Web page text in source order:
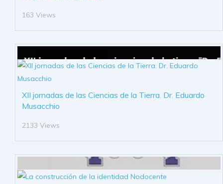
163 Views
XII jornadas de las Ciencias de la Tierra. Dr. Eduardo
Musacchio
2133 Views